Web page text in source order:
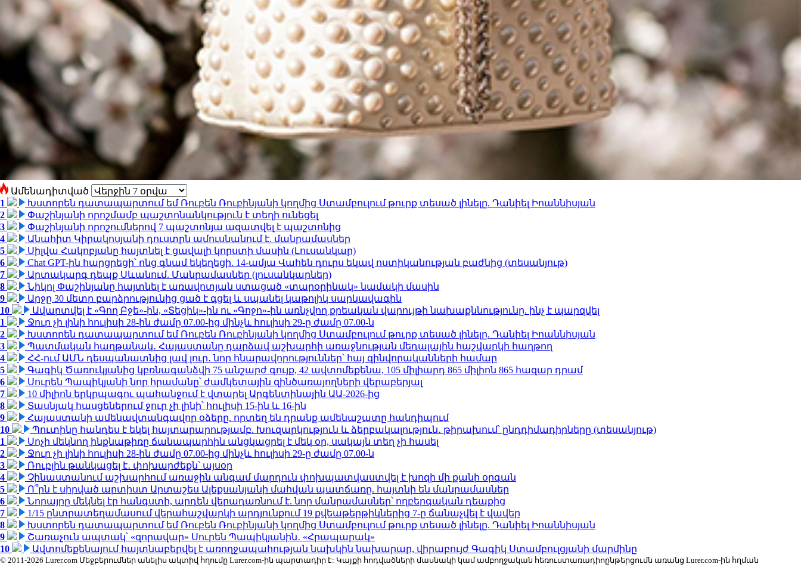
Ամենադիտված
1
Խստորեն դատապարտում եմ Ռուբեն Ռուբինյանի կողմից Ստամբուլում թուրք տեսած լինելը. Դանիել Իոաննիսյան
2
Փաշինյանի որոշմամբ պաշտոնանկություն է տեղի ունեցել
3
Փաշինյանի որոշումներով 7 պաշտոնյա ազատվել է պաշտոնից
4
Անահիտ Կիրակոսյանի դուստրն ամուսնանում է. մանրամասներ
5
Սիլվա Հակոբյանը հայտնել է ցավալի կորստի մասին (Լուսանկար)
6
Chat GPT-ին հարցրեցի՝ ոնց գնամ եկեղեցի. 14-ամյա Վահեն դուրս եկավ ոստիկանության բաժնից (տեսանյութ)
7
Արտակարգ դեպք Սևանում. Մանրամասներ (լուսանկարներ)
8
Նիկոլ Փաշինյանը հայտնել է առավոտյան ստացած «տարօրինակ» նամակի մասին
9
Արջը 30 մետր բարձրությունից ցած է գցել և սպանել կաթոլիկ սարկավագին
10
Ավարտվել է «Գող Բջե»-ին, «Տեցիկ»-ին ու «Գոջո»-ին առնչվող քրեական վարույթի նախաքննությունը. ինչ է պարզվել
1
Ջուր չի լինի հուլիսի 28-ին ժամը 07.00-ից մինչև հուլիսի 29-ը ժամը 07.00-ն
2
Խստորեն դատապարտում եմ Ռուբեն Ռուբինյանի կողմից Ստամբուլում թուրք տեսած լինելը. Դանիել Իոաննիսյան
3
Պատմական հաղթանակ․ Հայաստանը դարձավ աշխարհի առաջնության մեդալային հաշվարկի հաղթող
4
ՀՀ-ում ԱՄՆ դեսպանատնից լավ լուր․ նոր հնարավորություններ՝ հայ զինվորականների համար
5
Գագիկ Ծառուկյանից կբռնագանձվի 75 անշարժ գույք, 42 ավտոմեքենա, 105 միլիարդ 865 միլիոն 865 հազար դրամ
6
Սուրեն Պապիկյանի նոր հրամանը՝ ժամկետային զինծառայողների վերաբերյալ
7
10 միլիոն երկրպագու պահանջում է վտարել Արգենտինային ԱԱ-2026-ից
8
Տասնյակ հասցեներում ջուր չի լինի՝ հուլիսի 15-ին և 16-ին
9
Հայաստանի ամենավտանգավոր օձերը. որտեղ են դրանք ամենաշատը հանդիպում
10
Պուտինը հանդես է եկել հայտարարությամբ. Խուզարկություն և ձերբակալություն․ թիրախում՝ ընդդիմադիրները (տեսանյութ)
1
Սոչի մեկնող ինքնաթիռը ճանապարհին անցկացրել է մեկ օր, սակայն տեղ չի հասել
2
Ջուր չի լինի հուլիսի 28-ին ժամը 07.00-ից մինչև հուլիսի 29-ը ժամը 07.00-ն
3
Ռուբլին թանկացել է․ փոխարժեքն՝ այսօր
4
Չինաստանում աշխարհում առաջին անգամ մարդուն փոխպատվաստվել է խոզի մի քանի օրգան
5
Ո՞րն է սիրված արտիստ Արտաշես Ալեքսանյանի մահվան պատճառը. հայտնի են մանրամասներ
6
Նորայրը մեկնել էր հանգստի, արդեն վերադառնում է. նոր մանրամասներ՝ ողբերգական դեպքից
7
1/15 ընտրատեղամասում վերահաշվարկի արդյունքում 19 քվեաթերթիկներից 7-ը ճանաչվել է վավեր
8
Խստորեն դատապարտում եմ Ռուբեն Ռուբինյանի կողմից Ստամբուլում թուրք տեսած լինելը. Դանիել Իոաննիսյան
9
Շառաչուն ապտակ՝ «զորավար» Սուրեն Պապիկյանին․ «Հրապարակ»
10
Ավտոմեքենայում հայտնաբերվել է առողջապահության նախկին նախարար, վիրաբույժ Գագիկ Ստամբուլցյանի մարմինը
© 2011-2026 Lurer.com Մեջբերումներ անելիս ակտիվ հղումը Lurer.com-ին պարտադիր է: Կայքի հոդվածների մասնակի կամ ամբողջական հեռուստառադիոընթերցումն առանց Lurer.com-ին հղման